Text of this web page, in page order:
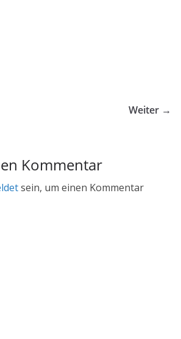
Weiter →
Kommentar
sein, um einen Kommentar